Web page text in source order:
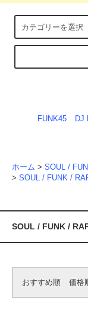
FUNK45 DJ
ホーム > SOUL /
> SOUL / FUNK /
SOUL / FUNK /
おすすめ順 価格